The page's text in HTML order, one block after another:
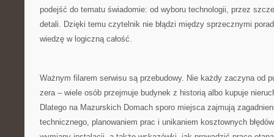
podejść do tematu świadomie: od wyboru technologii, przez
detali. Dzięki temu czytelnik nie błądzi między sprzecznymi
wiedzę w logiczną całość.
Ważnym filarem serwisu są przebudowy. Nie każdy zaczyna od
zera – wiele osób przejmuje budynek z historią albo kupuje
Dlatego na Mazurskich Domach sporo miejsca zajmują
technicznego, planowaniem prac i unikaniem kosztownych